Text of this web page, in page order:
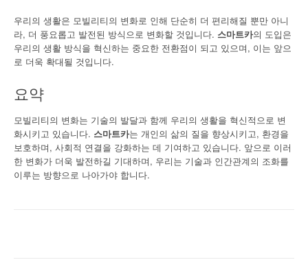
우리의 생활은 모빌리티의 변화로 인해 단순히 더 편리해질 뿐만 아니
라, 더 풍요롭고 발전된 방식으로 변화할 것입니다. 스마트카의 도입은
우리의 생활 방식을 혁신하는 중요한 전환점이 되고 있으며, 이는 앞으
로 더욱 확대될 것입니다.
요약
모빌리티의 변화는 기술의 발달과 함께 우리의 생활을 혁신적으로 변
화시키고 있습니다. 스마트카는 개인의 삶의 질을 향상시키고, 환경을
보호하며, 사회적 연결을 강화하는 데 기여하고 있습니다. 앞으로 이러
한 변화가 더욱 발전하길 기대하며, 우리는 기술과 인간관계의 조화를
이루는 방향으로 나아가야 합니다.